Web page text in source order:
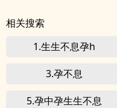
相关搜索
1.生生不息孕h
3.孕不息
5.孕中孕生生不息